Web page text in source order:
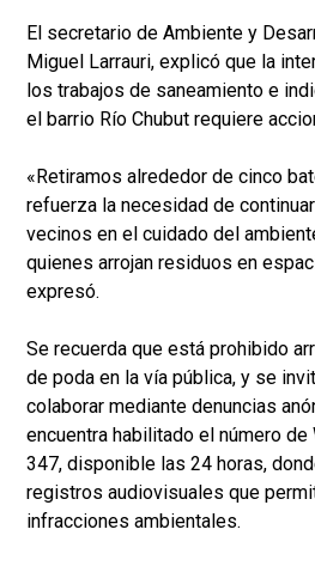
El secretario de Ambiente y
Miguel Larrauri, explicó que la
los trabajos de saneamiento e
el barrio Río Chubut requiere
«Retiramos alrededor de cinco
refuerza la necesidad de
vecinos en el cuidado del
quienes arrojan residuos en
expresó.
Se recuerda que está prohibido
de poda en la vía pública, y se
colaborar mediante denuncias
encuentra habilitado el número
347, disponible las 24 horas,
registros audiovisuales que
infracciones ambientales.